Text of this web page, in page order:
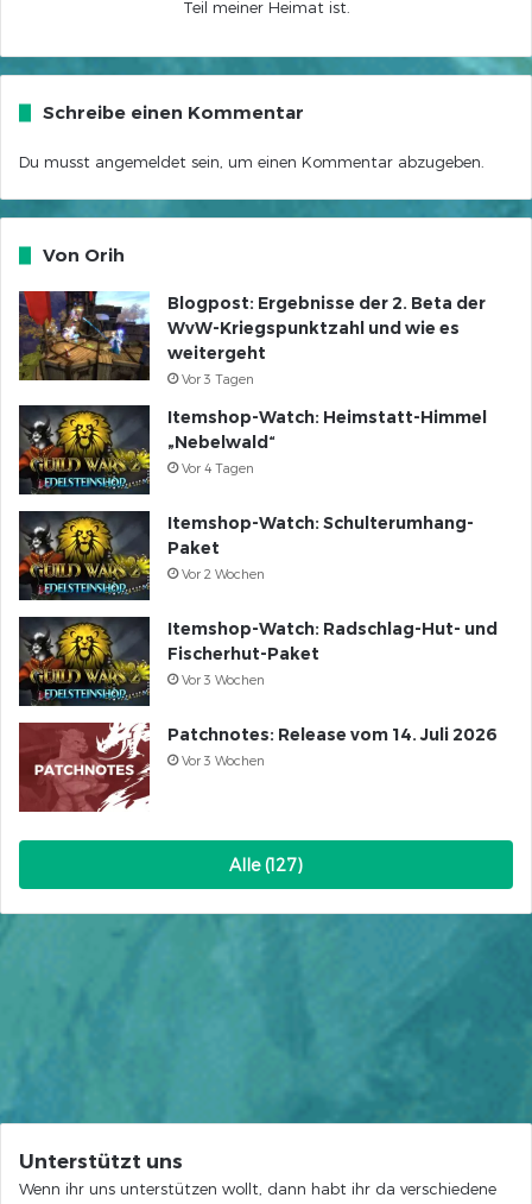
Teil meiner Heimat ist.
Schreibe einen Kommentar
Du musst angemeldet sein, um einen Kommentar abzugeben.
Von Orih
Blogpost: Ergebnisse der 2. Beta der
WvW-Kriegspunktzahl und wie es
weitergeht
Vor 3 Tagen
Itemshop-Watch: Heimstatt-Himmel
„Nebelwald“
Vor 4 Tagen
Itemshop-Watch: Schulterumhang-
Paket
Vor 2 Wochen
Itemshop-Watch: Radschlag-Hut- und
Fischerhut-Paket
Vor 3 Wochen
Patchnotes: Release vom 14. Juli 2026
Vor 3 Wochen
Alle (127)
Unterstützt uns
Wenn ihr uns unterstützen wollt, dann habt ihr da verschiedene